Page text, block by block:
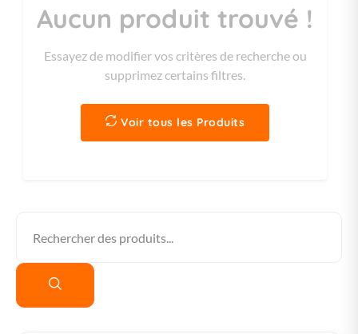
Aucun produit trouvé !
Essayez de modifier vos critères de recherche ou
supprimez certains filtres.
Voir tous les Produits